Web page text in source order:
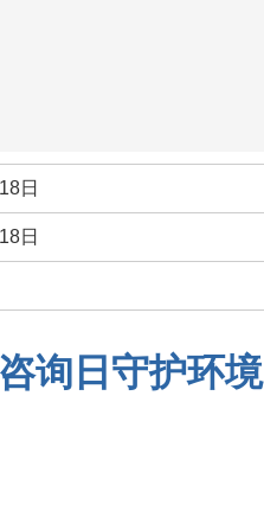
日
日
询日守护环境